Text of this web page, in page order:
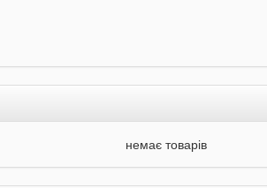
немає товарів